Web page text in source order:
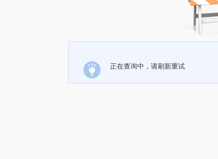
正在查询中，请刷新重试